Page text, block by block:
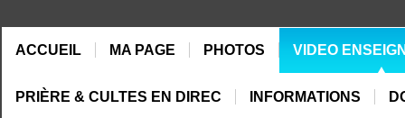
ACCUEIL MA PAGE PHOTOS VIDEO
PRIÈRE & CULTES EN DIREC INFORMATIONS